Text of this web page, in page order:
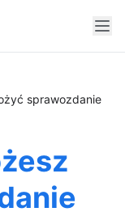
sprawozdanie